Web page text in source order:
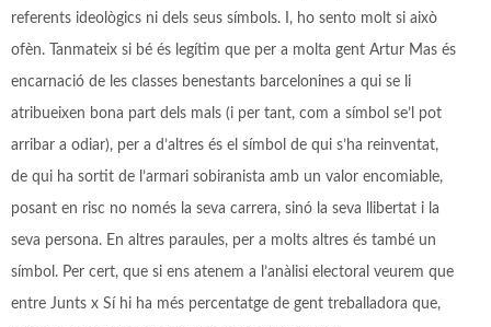
referents ideològics ni dels seus símbols. I, ho sento molt si això
ofèn. Tanmateix si bé és legítim que per a molta gent Artur Mas és
encarnació de les classes benestants barcelonines a qui se li
atribueixen bona part dels mals (i per tant, com a símbol se’l pot
arribar a odiar), per a d’altres és el símbol de qui s’ha reinventat,
de qui ha sortit de l’armari sobiranista amb un valor encomiable,
posant en risc no només la seva carrera, sinó la seva llibertat i la
seva persona. En altres paraules, per a molts altres és també un
símbol. Per cert, que si ens atenem a l’anàlisi electoral veurem que
entre Junts x Sí hi ha més percentatge de gent treballadora que,